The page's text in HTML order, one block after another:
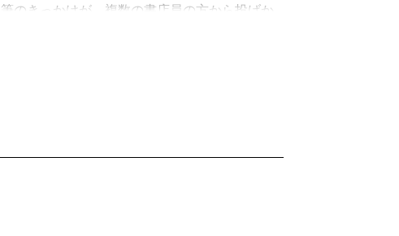
んですか。
のきっかけが、複数の書店員の方から投げか
しょうか」という疑問の声だったということ
受けて「我が意を得たり」と思い至り、本書